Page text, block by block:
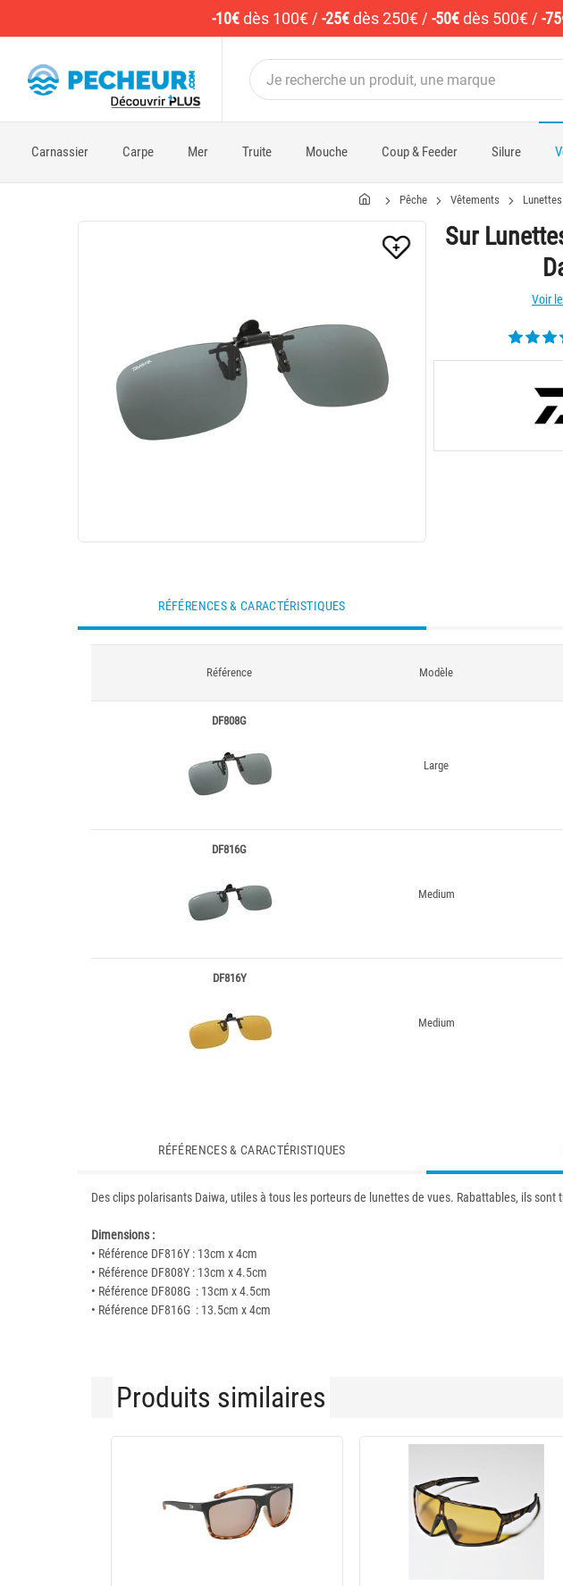
-10€dès 100€ / -25€dès 250€ / -50€dès 500€ / -
Carnassier Carpe Mer Truite Mouche Coup & Feeder Silure
Pêche Vêtements
Sur
Voir
RÉFÉRENCES & CARACTÉRISTIQUES
Référence Modèle
DF808G
Large
DF816G
Medium
DF816Y
Medium
RÉFÉRENCES & CARACTÉRISTIQUES
Des clips polarisants Daiwa, utiles à tous les porteurs de lunettes de vues. Rabattables, ils sont
Dimensions :
• Référence DF816Y : 13cm x 4cm
• Référence DF808Y : 13cm x 4.5cm
• Référence DF808G : 13cm x 4.5cm
• Référence DF816G : 13.5cm x 4cm
Produits similaires